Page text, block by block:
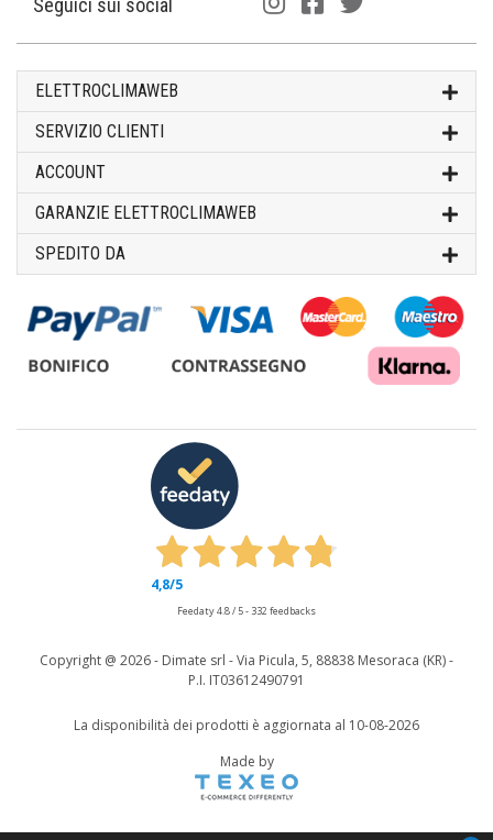
Seguici sui social
ELETTROCLIMAWEB
SERVIZIO CLIENTI
ACCOUNT
GARANZIE ELETTROCLIMAWEB
SPEDITO DA
Copyright @ 2026 - Dimate srl - Via Picula, 5, 88838 Mesoraca (KR) -
P.I. IT03612490791
La disponibilità dei prodotti è aggiornata al 10-08-2026
4,8/5
Feedaty4.8/ 5- 332 feedbacks
Made by